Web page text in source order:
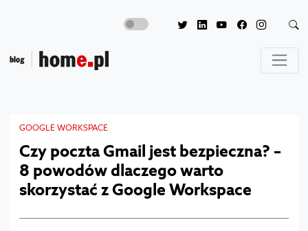
GOOGLE WORKSPACE
Czy poczta Gmail jest bezpieczna? –
8 powodów dlaczego warto
skorzystać z Google Workspace